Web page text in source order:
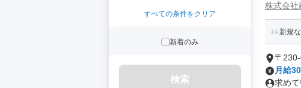
すべての条件をクリア
新着のみ
検索
株式会社
新規
〒
月給
求め